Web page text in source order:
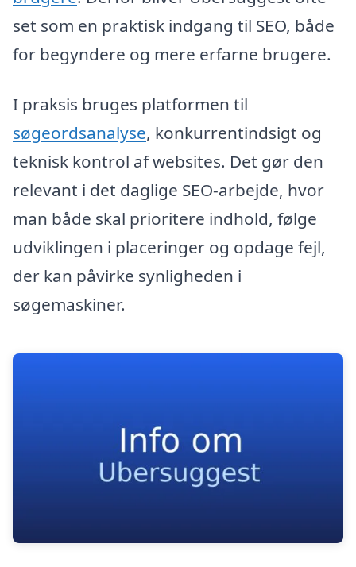
set som en praktisk indgang til SEO, både
for begyndere og mere erfarne brugere.
I praksis bruges platformen til
søgeordsanalyse, konkurrentindsigt og
teknisk kontrol af websites. Det gør den
relevant i det daglige SEO-arbejde, hvor
man både skal prioritere indhold, følge
udviklingen i placeringer og opdage fejl,
der kan påvirke synligheden i
søgemaskiner.